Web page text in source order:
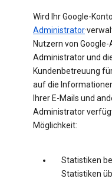
Wird Ihr Google-
Administrator
Nutzern von
Administrator und
Kundenbetreuung
auf die
Ihrer E-Mails und
Administrator
Möglichkeit:
Statistiken
Statistiken